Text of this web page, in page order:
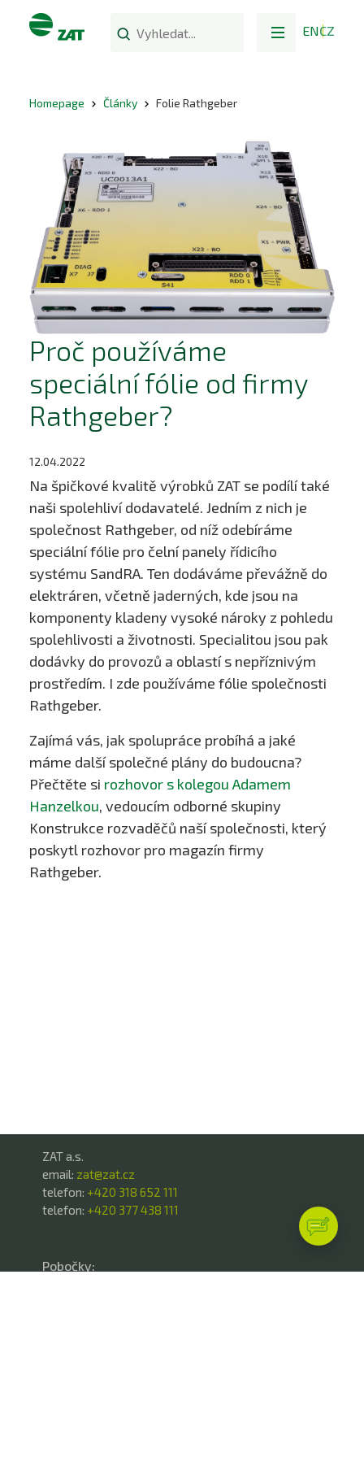
ENCZ
Homepage Články Folie Rathgeber
Proč používáme
speciální fólie od firmy
Rathgeber?
12.04.2022
Na špičkové kvalitě výrobků ZAT se podílí také
naši spolehliví dodavatelé. Jedním z nich je
společnost Rathgeber, od níž odebíráme
speciální fólie pro čelní panely řídicího
systému SandRA. Ten dodáváme převážně do
elektráren, včetně jaderných, kde jsou na
komponenty kladeny vysoké nároky z pohledu
spolehlivosti a životnosti. Specialitou jsou pak
dodávky do provozů a oblastí s nepříznivým
prostředím. I zde používáme fólie společnosti
Rathgeber.
Zajímá vás, jak spolupráce probíhá a jaké
máme další společné plány do budoucna?
Přečtěte si rozhovor s kolegou Adamem
Hanzelkou, vedoucím odborné skupiny
Konstrukce rozvaděčů naší společnosti, který
poskytl rozhovor pro magazín firmy
Rathgeber.
ZAT a.s.
email: zat@zat.cz
telefon: +420 318 652 111
telefon: +420 377 438 111
Pobočky: